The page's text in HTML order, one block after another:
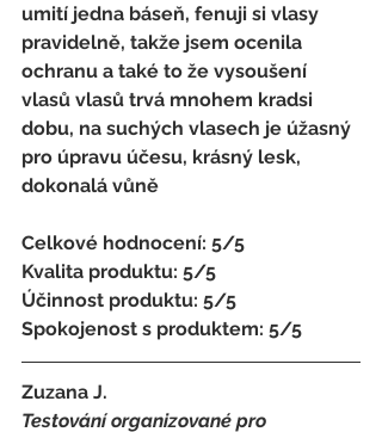
umití jedna báseň, fenuji si vlasy
pravidelně, takže jsem ocenila
ochranu a také to že vysoušení
vlasů vlasů trvá mnohem kradsi
dobu, na suchých vlasech je úžasný
pro úpravu účesu, krásný lesk,
dokonalá vůně
Celkové hodnocení: 5/5
Kvalita produktu: 5/5
Účinnost produktu: 5/5
Spokojenost s produktem: 5/5
Zuzana J.
Testování organizované pro